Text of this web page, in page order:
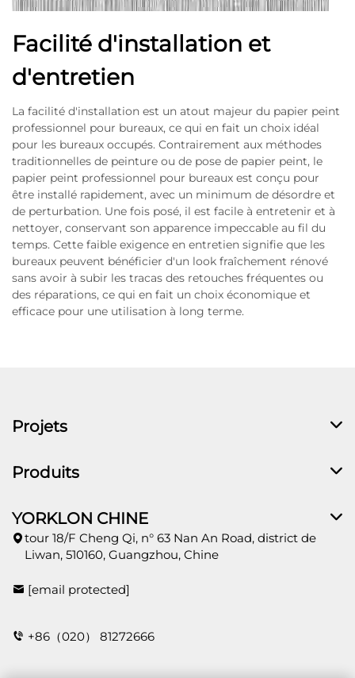
Facilité d'installation et
d'entretien
La facilité d'installation est un atout majeur du papier peint
professionnel pour bureaux, ce qui en fait un choix idéal
pour les bureaux occupés. Contrairement aux méthodes
traditionnelles de peinture ou de pose de papier peint, le
papier peint professionnel pour bureaux est conçu pour
être installé rapidement, avec un minimum de désordre et
de perturbation. Une fois posé, il est facile à entretenir et à
nettoyer, conservant son apparence impeccable au fil du
temps. Cette faible exigence en entretien signifie que les
bureaux peuvent bénéficier d'un look fraîchement rénové
sans avoir à subir les tracas des retouches fréquentes ou
des réparations, ce qui en fait un choix économique et
efficace pour une utilisation à long terme.
Projets
Produits
YORKLON CHINE
tour 18/F Cheng Qi, n° 63 Nan An Road, district de
Liwan, 510160, Guangzhou, Chine
[email protected]
+86（020） 81272666